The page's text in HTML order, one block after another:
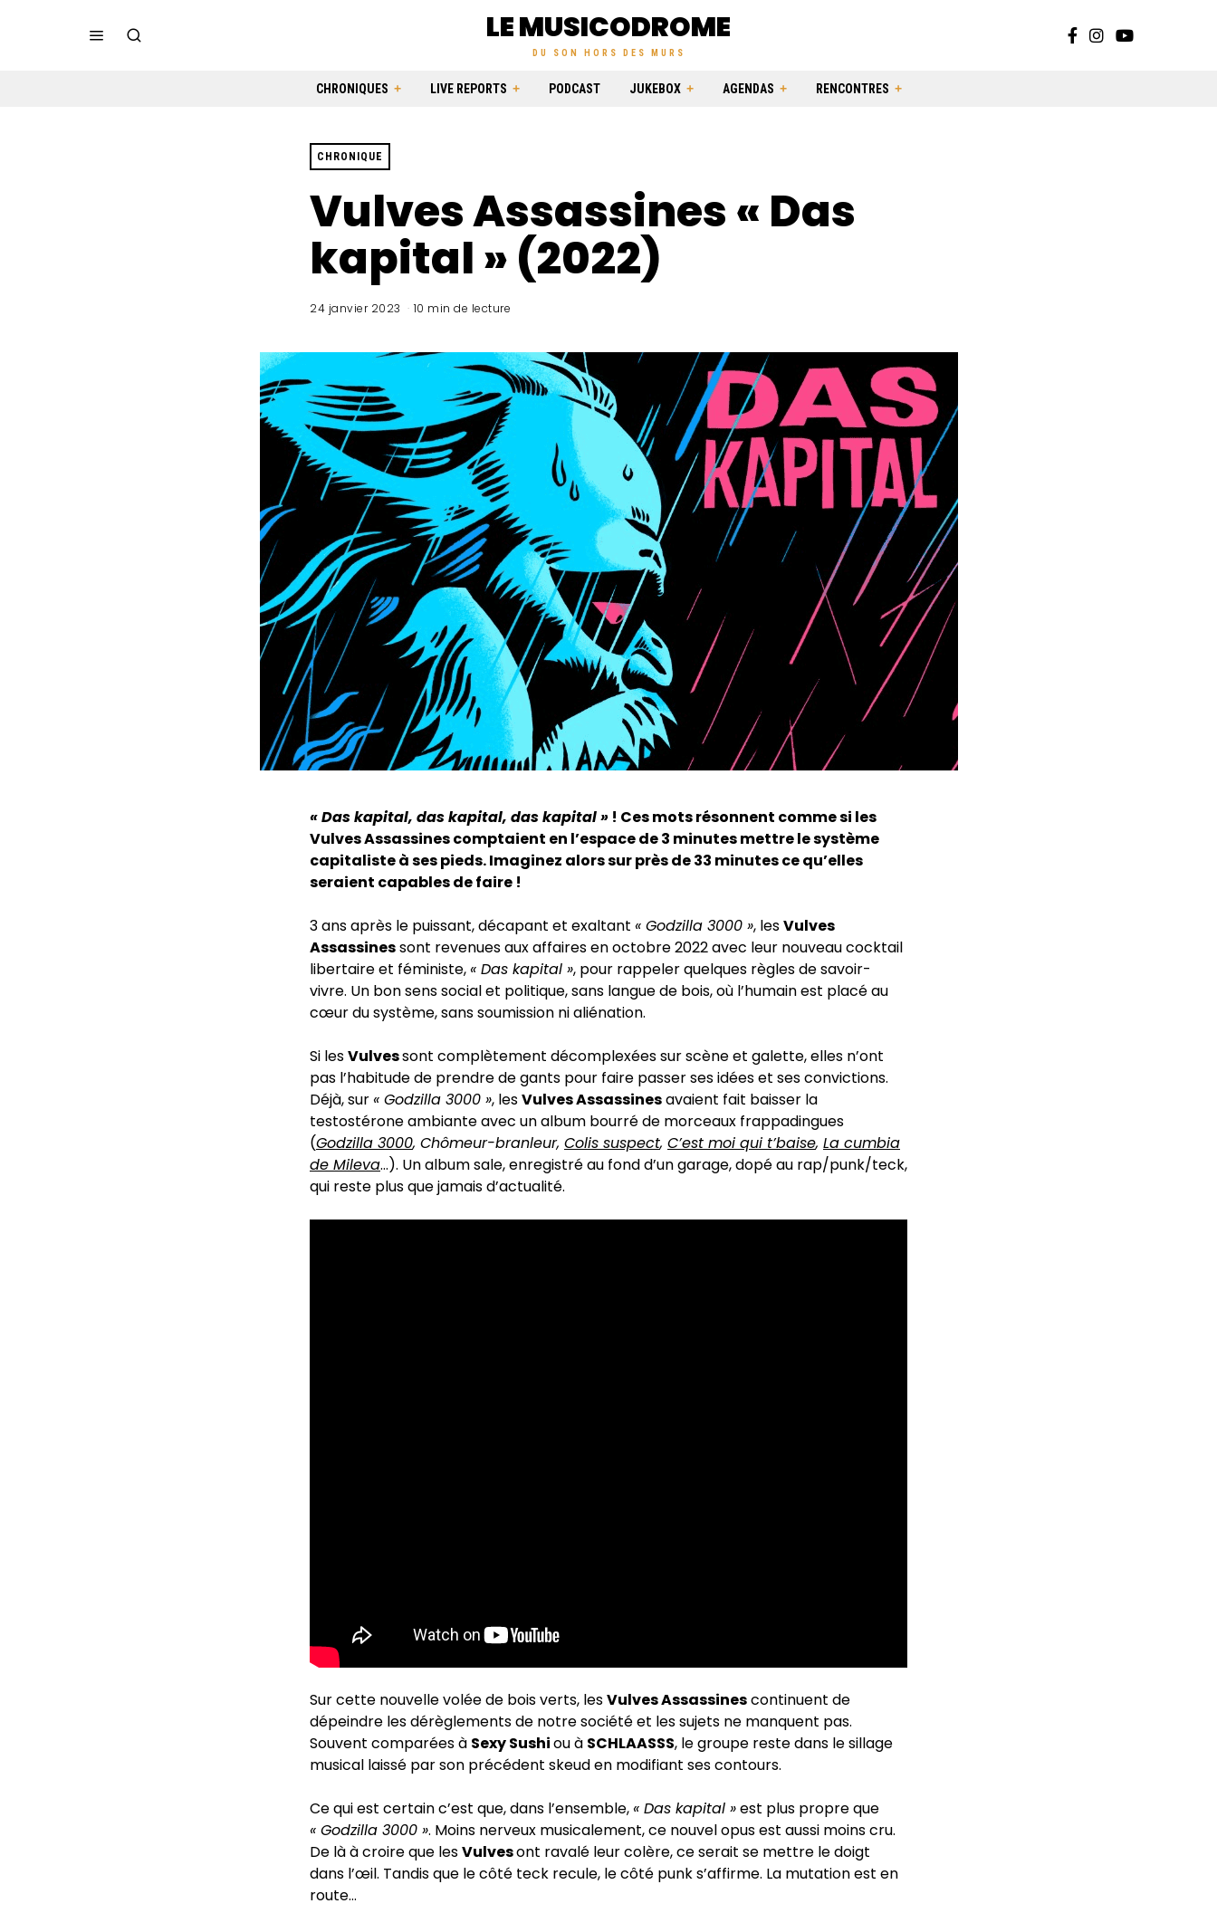
LE MUSICODROME
DU SON HORS DES MURS
CHRONIQUES LIVE REPORTS PODCAST JUKEBOX AGENDAS RENCONTRES
CHRONIQUE
Vulves Assassines « Das
kapital » (2022)
24 janvier 2023 10 min de lecture
« Das kapital, das kapital, das kapital » ! Ces mots résonnent comme si les
Vulves Assassines comptaient en l’espace de 3 minutes mettre le système
capitaliste à ses pieds. Imaginez alors sur près de 33 minutes ce qu’elles
seraient capables de faire !
3 ans après le puissant, décapant et exaltant « Godzilla 3000 », lesVulves
Assassinessont revenues aux affaires en octobre 2022 avec leur nouveau cocktail
libertaire et féministe,« Das kapital », pour rappeler quelques règles de savoir-
vivre. Un bon sens social et politique, sans langue de bois, où l’humain est placé au
cœur du système, sans soumission ni aliénation.
Si lesVulvessont complètement décomplexées sur scène et galette, elles n’ont
pas l’habitude de prendre de gants pour faire passer ses idées et ses convictions.
Déjà, sur« Godzilla 3000 », lesVulves Assassinesavaient fait baisser la
testostérone ambiante avec un album bourré de morceaux frappadingues
(Godzilla 3000, Chômeur-branleur, Colis suspect, C’est moi qui t’baise, La cumbia
de Mileva…). Un album sale, enregistré au fond d’un garage, dopé au rap/punk/teck,
qui reste plus que jamais d’actualité.
Sur cette nouvelle volée de bois verts, lesVulves Assassinescontinuent de
dépeindre les dérèglements de notre société et les sujets ne manquent pas.
Souvent comparées à Sexy Sushiou à SCHLAASSS, le groupe reste dans le sillage
musical laissé par son précédent skeud en modifiant ses contours.
Ce qui est certain c’est que, dans l’ensemble,« Das kapital »est plus propre que
« Godzilla 3000 ». Moins nerveux musicalement, ce nouvel opus est aussi moins cru.
De là à croire que lesVulvesont ravalé leur colère, ce serait se mettre le doigt
dans l’œil. Tandis que le côté teck recule, le côté punk s’affirme. La mutation est en
route…